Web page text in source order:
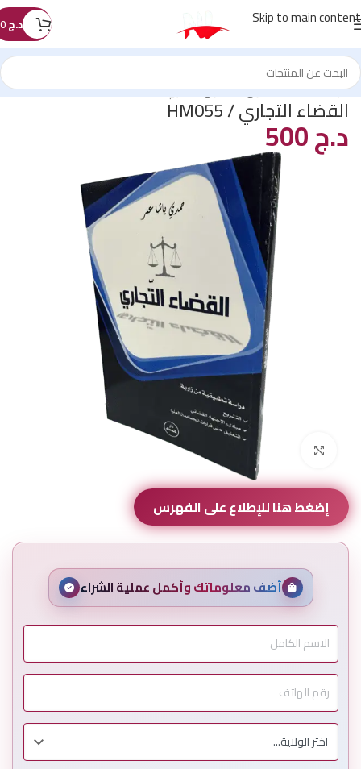
Skip to main content د.ج
الرئيسية/كتب القانون/القانون التجاري
القضاء التجاري / HM055
د.ج
Click to enlarge
إضغط هنا للإطلاع على الفهرس
أضف معلوماتك وأكمل عملية الشراء